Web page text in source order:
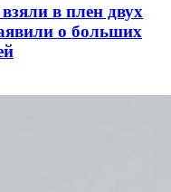
в плен двух
о больших